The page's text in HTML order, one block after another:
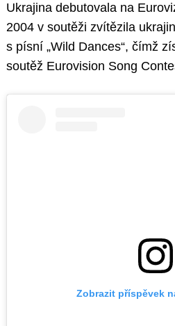
Ukrajina debutovala na
2004 v soutěži zvítězila
s písní „Wild Dances“, čímž
soutěž Eurovision Song
Zobrazit příspěvek